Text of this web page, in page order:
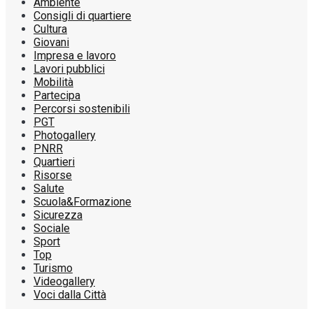
Consigli di quartiere
Cultura
Giovani
Impresa e lavoro
Lavori pubblici
Mobilità
Partecipa
Percorsi sostenibili
PGT
Photogallery
PNRR
Quartieri
Risorse
Salute
Scuola&Formazione
Sicurezza
Sociale
Sport
Top
Turismo
Videogallery
Voci dalla Città